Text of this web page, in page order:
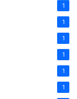
1
1
1
1
1
1